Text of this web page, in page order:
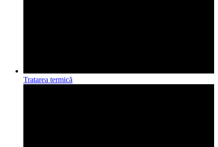
Tratarea termică